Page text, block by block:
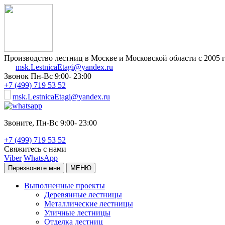
Производство лестниц в Москве и Московской области с 2005
msk.LestnicaEtagi@yandex.ru
Звонок Пн-Вс 9:00- 23:00
+7 (499) 719 53 52
msk.LestnicaEtagi@yandex.ru
Звоните, Пн-Вс 9:00- 23:00
+7 (499) 719 53 52
Свяжитесь с нами
Viber WhatsApp
Перезвоните мне МЕНЮ
Выполненные проекты
Деревянные лестницы
Металлические лестницы
Уличные лестницы
Отделка лестниц